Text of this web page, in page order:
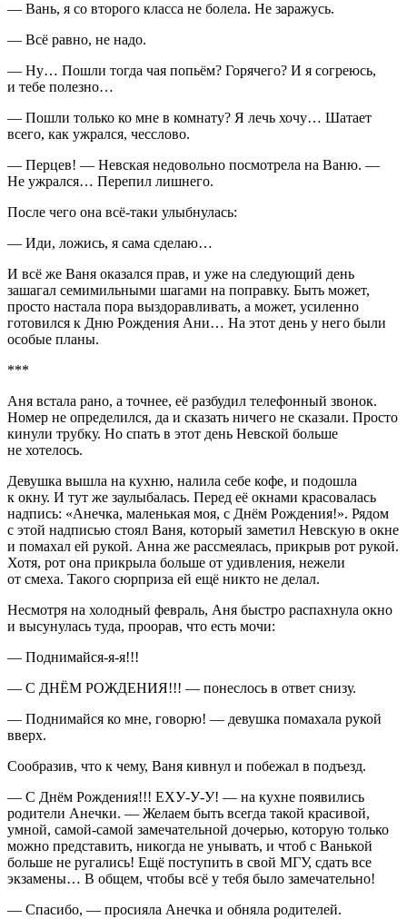
— Вань, я со второго класса не болела. Не заражусь.
— Всё равно, не надо.
— Ну… Пошли тогда чая попьём? Горячего? И я согреюсь,
и тебе полезно…
— Пошли только ко мне в комнату? Я лечь хочу… Шатает
всего, как ужрался, чесслово.
— Перцев! — Невская недовольно посмотрела на Ваню. —
Не ужрался… Перепил лишнего.
После чего она всё-таки улыбнулась:
— Иди, ложись, я сама сделаю…
И всё же Ваня оказался прав, и уже на следующий день
зашагал семимильными шагами на поправку. Быть может,
просто настала пора выздоравливать, а может, усиленно
готовился к Дню Рождения Ани… На этот день у него были
особые планы.
***
Аня встала рано, а точнее, её разбудил телефонный звонок.
Номер не определился, да и сказать ничего не сказали. Просто
кинули трубку. Но спать в этот день Невской больше
не хотелось.
Девушка вышла на кухню, налила себе кофе, и подошла
к окну. И тут же заулыбалась. Перед её окнами красовалась
надпись: «Анечка, маленькая моя, с Днём Рождения!». Рядом
с этой надписью стоял Ваня, который заметил Невскую в окне
и помахал ей рукой. Анна же рассмеялась, прикрыв рот рукой.
Хотя, рот она прикрыла больше от удивления, нежели
от смеха. Такого сюрприза ей ещё никто не делал.
Несмотря на холодный февраль, Аня быстро распахнула окно
и высунулась туда, проорав, что есть мочи:
— Поднимайся-я-я!!!
— С ДНЁМ РОЖДЕНИЯ!!! — понеслось в ответ снизу.
— Поднимайся ко мне, говорю! — девушка помахала рукой
вверх.
Сообразив, что к чему, Ваня кивнул и побежал в подъезд.
— С Днём Рождения!!! ЕХУ-У-У! — на кухне появились
родители Анечки. — Желаем быть всегда такой красивой,
умной, самой-самой замечательной дочерью, которую только
можно представить, никогда не унывать, и чтоб с Ванькой
больше не ругались! Ещё поступить в свой МГУ, сдать все
экзамены… В общем, чтобы всё у тебя было замечательно!
— Спасибо, — просияла Анечка и обняла родителей.